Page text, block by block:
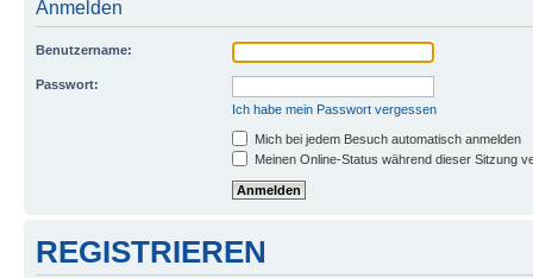
Anmelden
Benutzername:
Passwort:
Ich habe mein Passwort vergessen
Mich bei jedem Besuch automatisch anmelden
Meinen Online-Status während dieser Sitzung
REGISTRIEREN